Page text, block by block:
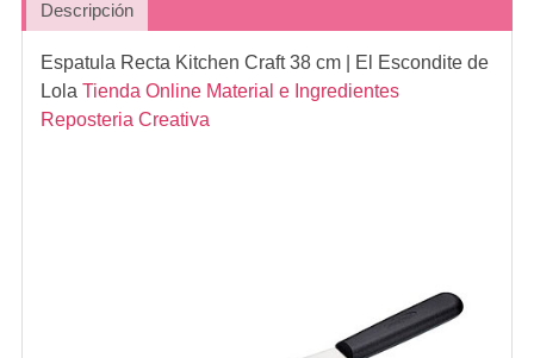
Descripción
Espatula Recta Kitchen Craft 38 cm| El Escondite de
Lola Tienda Online Material e Ingredientes
Reposteria Creativa